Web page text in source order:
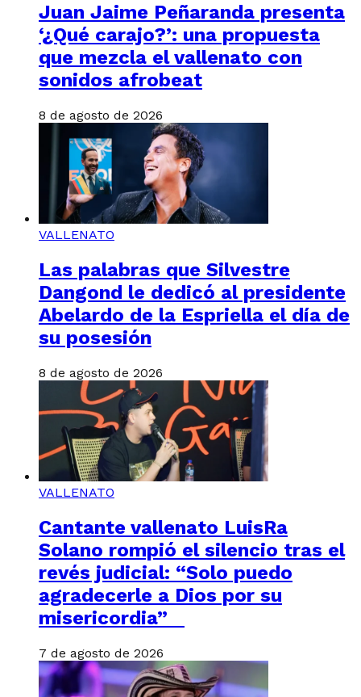
Juan Jaime Peñaranda presenta
‘¿Qué carajo?’: una propuesta
que mezcla el vallenato con
sonidos afrobeat
8 de agosto de 2026
VALLENATO
Las palabras que Silvestre
Dangond le dedicó al presidente
Abelardo de la Espriella el día de
su posesión
8 de agosto de 2026
VALLENATO
Cantante vallenato LuisRa
Solano rompió el silencio tras el
revés judicial: “Solo puedo
agradecerle a Dios por su
misericordia”
7 de agosto de 2026